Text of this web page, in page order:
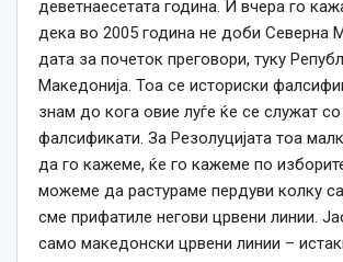
деветнаесетата година. И вчера го
дека во 2005 година не доби Северна
дата за почеток преговори, туку
Македонија. Тоа се историски
знам до кога овие луѓе ќе се служат
фалсификати. За Резолуцијата тоа
да го кажеме, ќе го кажеме по
можеме да растураме пердуви колку
сме прифатиле негови црвени линии.
само македонски црвени линии –